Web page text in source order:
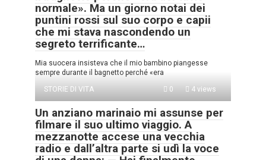
normale». Ma un giorno notai dei
puntini rossi sul suo corpo e capii
che mi stava nascondendo un
segreto terrificante…
Mia suocera insisteva che il mio bambino piangesse
sempre durante il bagnetto perché «era
STORIE DI VITA
0 4 views
Un anziano marinaio mi assunse per
filmare il suo ultimo viaggio. A
mezzanotte accese una vecchia
radio e dall’altra parte si udì la voce